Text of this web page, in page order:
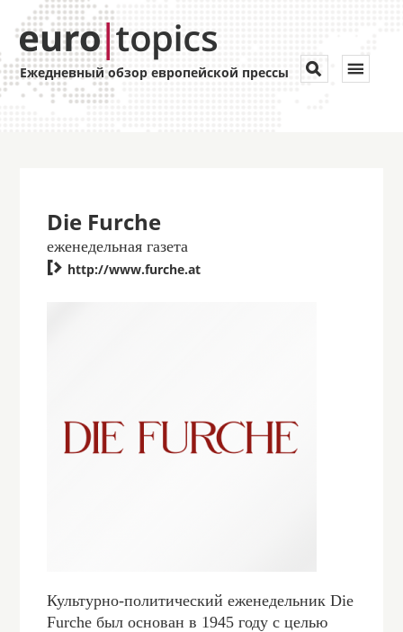
Ежедневный обзор европейской прессы Toggle


Die Furche
еженедельная газета
 http://www.furche.at
Культурно-политический еженедельник Die
Furche был основан в 1945 году с целью